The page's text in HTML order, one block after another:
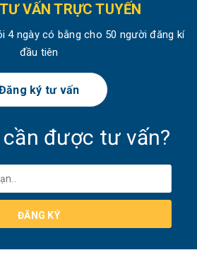
VẤN TRỰC TUYẾN
4 ngày có bằng cho 50 người đăng kí
đầu tiên
ký tư vấn
được tư vấn?
ĐĂNG KÝ